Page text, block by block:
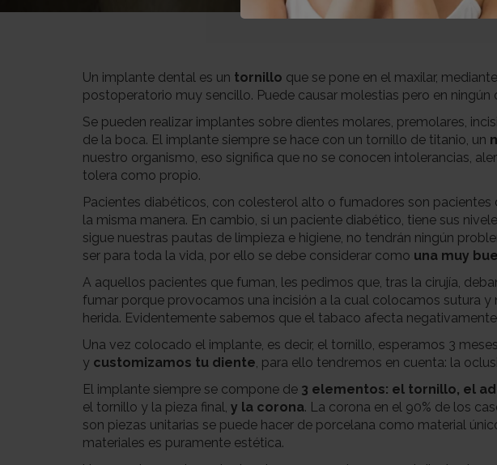
Un implante dental es un tornillo que se pone en el maxilar,
postoperatorio muy sencillo. Puede causar molestias pero en ningún
Se pueden realizar implantes sobre dientes molares, premolares,
de la boca. El implante siempre se hace con un tornillo de titanio, un
nuestro organismo, eso significa que no se conocen intolerancias,
tolera como propio.
Pacientes diabéticos, con colesterol alto o fumadores son
la misma manera. En cambio, si un paciente diabético, tiene sus
sigue nuestras pautas de limpieza e higiene, no tendrán ningún
ser para toda la vida, por ello se debe considerar como una muy
A aquellos pacientes que fuman, les pedimos que, tras la cirujía,
fumar porque provocamos una incisión a la cual colocamos sutura y
herida. Evidentemente sabemos que el tabaco afecta
Una vez colocado el implante, es decir, el tornillo, esperamos 3
y customizamos tu diente, para ello tendremos en cuenta: la
El implante siempre se compone de 3 elementos: el tornillo, el
el tornillo y la pieza final, y la corona. La corona en el 90% de los
son piezas unitarias se puede hacer de porcelana como material
materiales es puramente estética.